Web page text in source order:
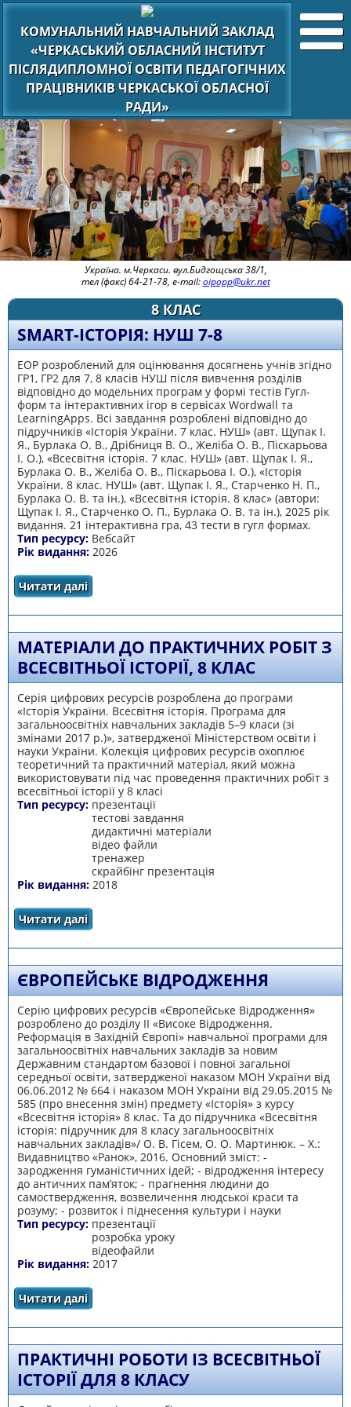
КОМУНАЛЬНИЙ НАВЧАЛЬНИЙ ЗАКЛАД
«ЧЕРКАСЬКИЙ ОБЛАСНИЙ ІНСТИТУТ
ПІСЛЯДИПЛОМНОЇ ОСВІТИ ПЕДАГОГІЧНИХ
ПРАЦІВНИКІВ ЧЕРКАСЬКОЇ ОБЛАСНОЇ
РАДИ»
Україна. м.Черкаси. вул.Бидгощська 38/1,
тел (факс) 64-21-78, e-mail:oipopp@ukr.net
8 КЛАС
SMART-ІСТОРІЯ: НУШ 7-8
ЕОР розроблений для оцінювання досягнень учнів згідно
ГР1, ГР2 для 7, 8 класів НУШ після вивчення розділів
відповідно до модельних програм у формі тестів Гугл-
форм та інтерактивних ігор в сервісах Wordwall та
LearningApps. Всі завдання розроблені відповідно до
підручників «Історія України. 7 клас. НУШ» (авт. Щупак І.
Я., Бурлака О. В., Дрібниця В. О., Желіба О. В., Піскарьова
І. О.), «Всесвітня історія. 7 клас. НУШ» (авт. Щупак І. Я.,
Бурлака О. В., Желіба О. В., Піскарьова І. О.), «Історія
України. 8 клас. НУШ» (авт. Щупак І. Я., Старченко Н. П.,
Бурлака О. В. та ін.), «Всесвітня історія. 8 клас» (автори:
Щупак І. Я., Старченко О. П., Бурлака О. В. та ін.), 2025 рік
видання. 21 інтерактивна гра, 43 тести в гугл формах.
Тип ресурсу: Вебсайт
Рік видання: 2026
Читати даліпро Smart-історія: НУШ 7-8
МАТЕРІАЛИ ДО ПРАКТИЧНИХ РОБІТ З
ВСЕСВІТНЬОЇ ІСТОРІЇ, 8 КЛАС
Серія цифрових ресурсів розроблена до програми
«Історія України. Всесвітня історія. Програма для
загальноосвітніх навчальних закладів 5–9 класи (зі
змінами 2017 р.)», затвердженої Міністерством освіти і
науки України. Колекція цифрових ресурсів охоплює
теоретичний та практичний матеріал, який можна
використовувати під час проведення практичних робіт з
всесвітньої історії у 8 класі
Тип ресурсу: презентації
тестові завдання
дидактичні матеріали
відео файли
тренажер
скрайбінг презентація
Рік видання: 2018
Читати далі
ЄВРОПЕЙСЬКЕ ВІДРОДЖЕННЯ
Серію цифрових ресурсів «Європейське Відродження»
розроблено до розділу ІІ «Високе Відродження.
Реформація в Західній Європі» навчальної програми для
загальноосвітніх навчальних закладів за новим
Державним стандартом базової і повної загальної
середньої освіти, затвердженої наказом МОН України від
06.06.2012 № 664 і наказом МОН України від 29.05.2015 №
585 (про внесення змін) предмету «Історія» з курсу
«Всесвітня історія» 8 клас. Та до підручника «Всесвітня
історія: підручник для 8 класу загальноосвітніх
навчальних закладів»/ О. В. Гісем, О. О. Мартинюк. – Х.:
Видавництво «Ранок», 2016. Основний зміст: -
зародження гуманістичних ідей; - відродження інтересу
до античних пам’яток; - прагнення людини до
самоствердження, возвеличення людської краси та
розуму; - розвиток і піднесення культури і науки
Тип ресурсу: презентації
розробка уроку
відеофайли
Рік видання: 2017
Читати даліпро Європейське Відродження
ПРАКТИЧНІ РОБОТИ ІЗ ВСЕСВІТНЬОЇ
ІСТОРІЇ ДЛЯ 8 КЛАСУ